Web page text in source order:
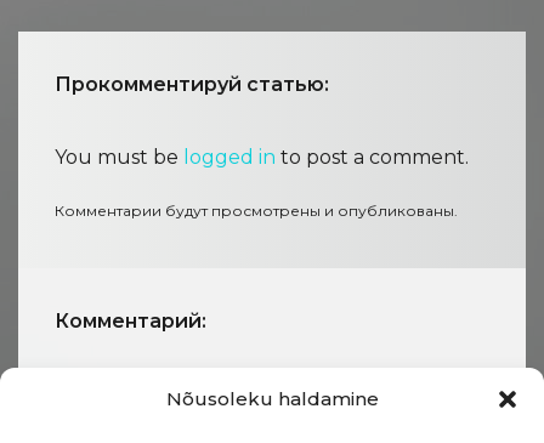
Nõusoleku haldamine
Прокомментируй статью:
You must be logged in to post a comment.
Комментарии будут просмотрены и опубликованы.
Комментарий: